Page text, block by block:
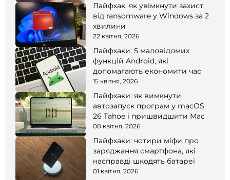
Лайфхак: як увімкнути захист
від ransomware у Windows за 2
хвилини
22 квітня, 2026
Лайфхаки: 5 маловідомих
функцій Android, які
допомагають економити час
15 квітня, 2026
Лайфхаки: як вимкнути
автозапуск програм у macOS
26 Tahoe і пришвидшити Mac
08 квітня, 2026
Лайфхаки: чотири міфи про
заряджання смартфона, які
насправді шкодять батареї
01 квітня, 2026